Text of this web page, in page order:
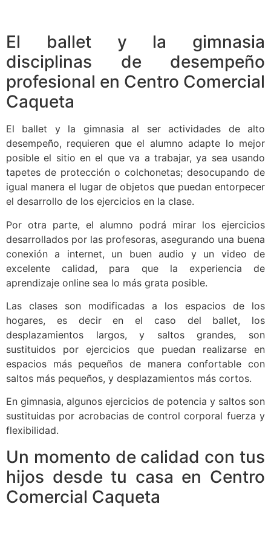
El ballet y la gimnasia
disciplinas de desempeño
profesional en Centro Comercial
Caqueta
El ballet y la gimnasia al ser actividades de alto
desempeño, requieren que el alumno adapte lo mejor
posible el sitio en el que va a trabajar, ya sea usando
tapetes de protección o colchonetas; desocupando de
igual manera el lugar de objetos que puedan entorpecer
el desarrollo de los ejercicios en la clase.
Por otra parte, el alumno podrá mirar los ejercicios
desarrollados por las profesoras, asegurando una buena
conexión a internet, un buen audio y un video de
excelente calidad, para que la experiencia de
aprendizaje online sea lo más grata posible.
Las clases son modificadas a los espacios de los
hogares, es decir en el caso del ballet, los
desplazamientos largos, y saltos grandes, son
sustituidos por ejercicios que puedan realizarse en
espacios más pequeños de manera confortable con
saltos más pequeños, y desplazamientos más cortos.
En gimnasia, algunos ejercicios de potencia y saltos son
sustituidas por acrobacias de control corporal fuerza y
flexibilidad.
Un momento de calidad con tus
hijos desde tu casa en Centro
Comercial Caqueta